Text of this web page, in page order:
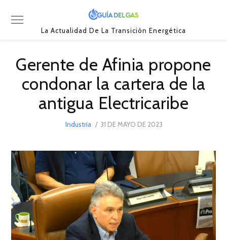
La Actualidad De La Transición Energética
Gerente de Afinia propone
condonar la cartera de la
antigua Electricaribe
Industria
POSTED
31 DE MAYO DE 2023
2023